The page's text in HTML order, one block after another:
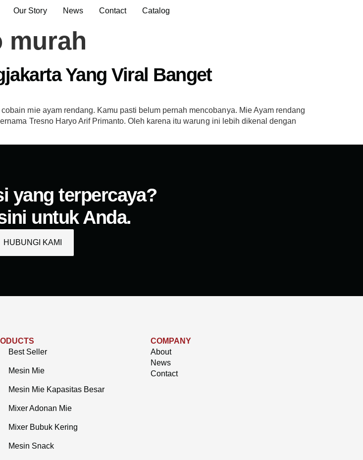
Our Story News Contact Catalog
murah
Yang Viral Banget
mie ayam rendang. Kamu pasti belum pernah mencobanya. Mie Ayam rendang
Tresno Haryo Arif Primanto. Oleh karena itu warung ini lebih dikenal dengan
yang terpercaya?
untuk Anda.
HUBUNGI KAMI
Best Seller
Mesin Mie
Mesin Mie Kapasitas Besar
Mixer Adonan Mie
Mixer Bubuk Kering
Mesin Snack
COMPANY
About
News
Contact